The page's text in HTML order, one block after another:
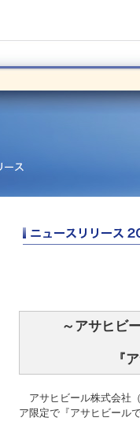
～アサヒビ
『
アサヒビール株式会社
ア限定で『アサヒビール